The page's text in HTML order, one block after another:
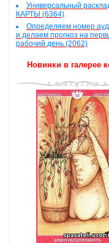
Универсальный
КАРТЫ (6364)
Определяем номер
и делаем прогноз на
рабочий день (2062)
Новинки в галерее